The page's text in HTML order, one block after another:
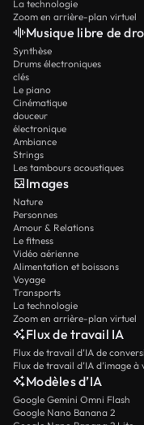
La technologie
Zoom en arrière-plan virtuel
Musique libre de
Synthèse
Drums électroniques
clés
Le piano
Cinématique
douceur
électronique
Ambiance
Strings
Les tambours acoustiques
Images
Nature
Personnes
Amour & Relations
Le fitness
Vidéo aérienne
Alimentation et boissons
Voyage
Transports
La technologie
Zoom en arrière-plan virtuel
Flux de travail IA
Flux de travail d’IA de
Flux de travail d’IA d’image à
Modèles d’IA
Google Gemini Omni Flash
Google Nano Banana 2